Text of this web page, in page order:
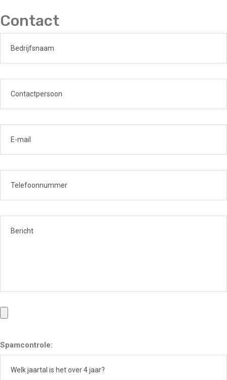
Contact
Spamcontrole: